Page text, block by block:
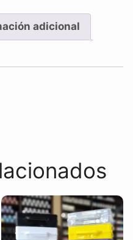
adicional